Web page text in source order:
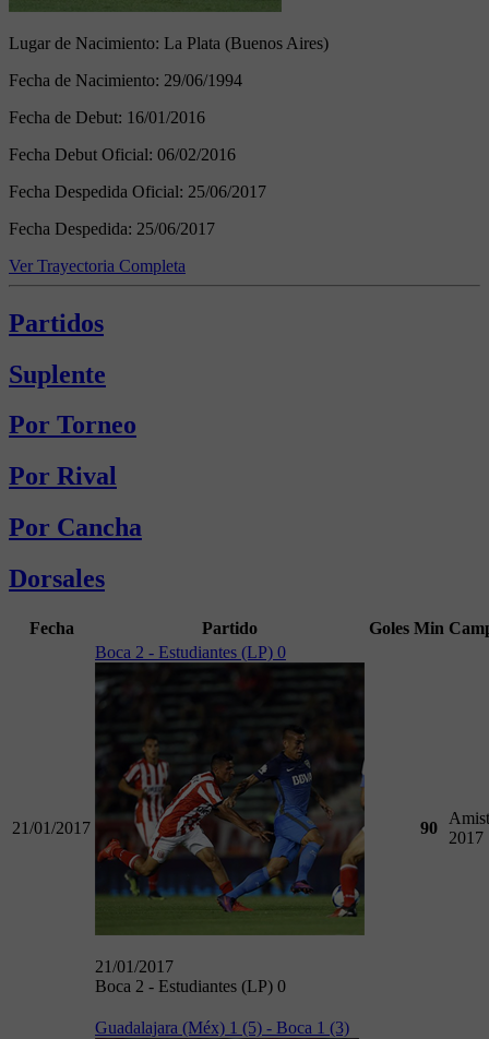
Lugar de Nacimiento: La Plata (Buenos Aires)
Fecha de Nacimiento: 29/06/1994
Fecha de Debut: 16/01/2016
Fecha Debut Oficial: 06/02/2016
Fecha Despedida Oficial: 25/06/2017
Fecha Despedida: 25/06/2017
Ver Trayectoria Completa
Partidos
Suplente
Por Torneo
Por Rival
Por Cancha
Dorsales
Fecha Partido Goles Min
21/01/2017
Boca 2 - Estudiantes (LP) 0
21/01/2017
Boca 2 - Estudiantes (LP) 0
90
2017
Guadalajara (Méx) 1 (5) - Boca 1 (3)